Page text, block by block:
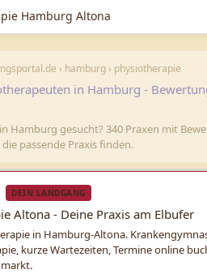
Hamburg Altona
› hamburg › physiotherapie
in Hamburg -
Hamburg gesucht? 340 Praxen mit
passende Praxis finden.
DEIN LANDGANG
Altona - Deine Praxis am Elbufer
in Hamburg-Altona.
kurze Wartezeiten, Termine online